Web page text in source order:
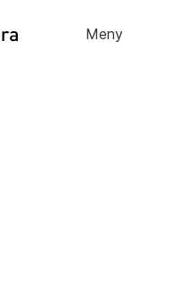
Meny